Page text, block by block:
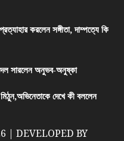
করলেন সঙ্গীতা, দাম্পত্যে কি
সারলেন অনুভব-অনুষ্কা
মিঠুন,অভিনেতাকে দেখে কী বললেন
| DEVELOPED BY